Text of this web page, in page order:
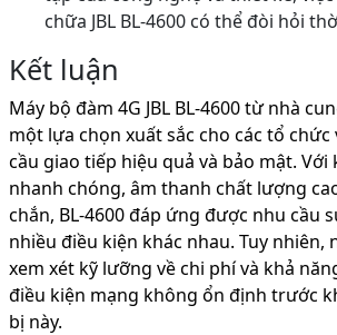
chữa JBL BL-4600 có thể đòi hỏi
Kết luận
Máy bộ đàm 4G JBL BL-4600 từ nhà
một lựa chọn xuất sắc cho các tổ chức
cầu giao tiếp hiệu quả và bảo mật. Với
nhanh chóng, âm thanh chất lượng
chắn, BL-4600 đáp ứng được nhu cầu
nhiều điều kiện khác nhau. Tuy nhiên,
xem xét kỹ lưỡng về chi phí và khả
điều kiện mạng không ổn định trước
bị này.